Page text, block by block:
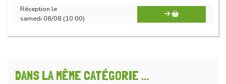
Réception le
samedi 08/08 (10:00)
DANS LA MÊME CATÉGORIE ...